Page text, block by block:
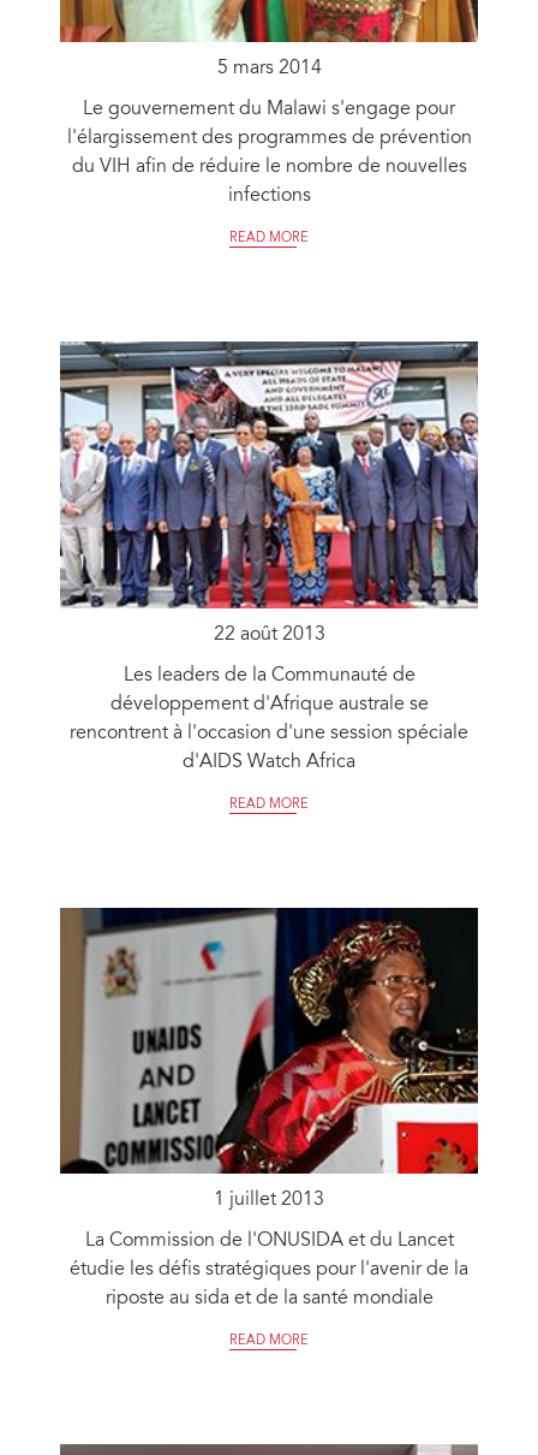
5 mars 2014
Le gouvernement du Malawi s'engage pour
l'élargissement des programmes de prévention
du VIH afin de réduire le nombre de nouvelles
infections
READ MORE
22 août 2013
Les leaders de la Communauté de
développement d'Afrique australe se
rencontrent à l'occasion d'une session spéciale
d'AIDS Watch Africa
READ MORE
1 juillet 2013
La Commission de l'ONUSIDA et du Lancet
étudie les défis stratégiques pour l'avenir de la
riposte au sida et de la santé mondiale
READ MORE